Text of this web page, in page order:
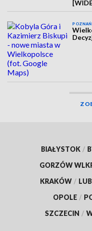
POZNAŃ
BIAŁYSTOK /
GORZÓW
KRAKÓW /
OPOLE /
SZCZECIN /